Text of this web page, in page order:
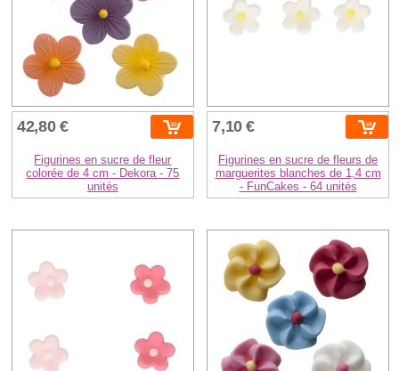
42,80 €
Figurines en sucre de fleur
colorée de 4 cm - Dekora - 75
unités
7,10 €
Figurines en sucre de fleurs de
marguerites blanches de 1,4 cm
- FunCakes - 64 unités